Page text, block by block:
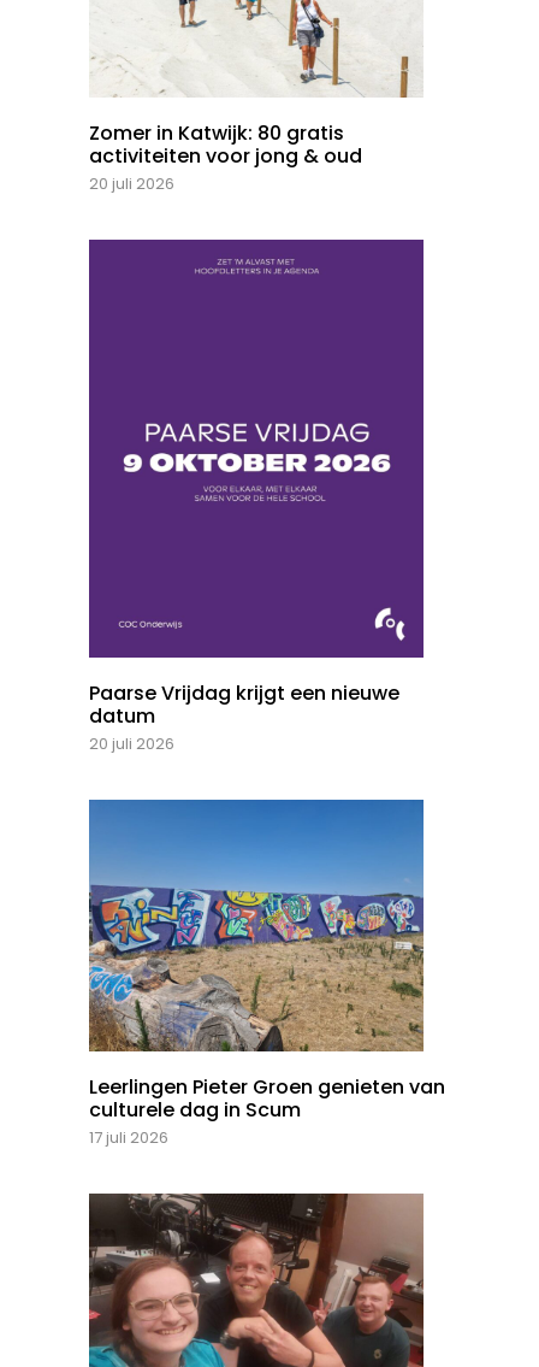
Zomer in Katwijk: 80 gratis
activiteiten voor jong & oud
20 juli 2026
Paarse Vrijdag krijgt een nieuwe
datum
20 juli 2026
Leerlingen Pieter Groen genieten van
culturele dag in Scum
17 juli 2026